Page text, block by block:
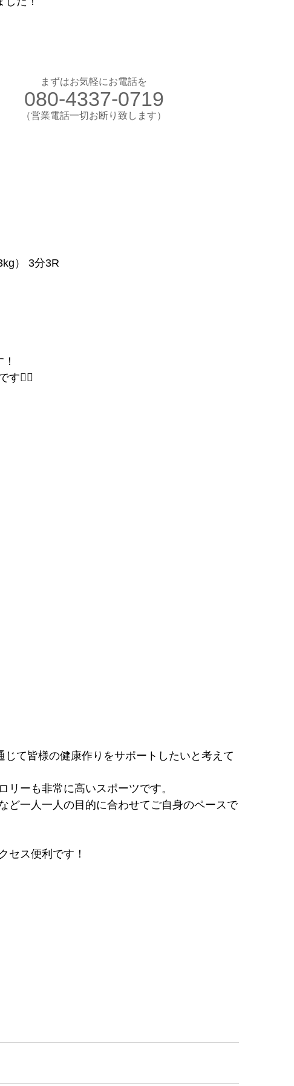
験入会実施中ます
） 3分3R
👍🏻
て皆様の健康作りをサポートしたいと考えて
リーも非常に高いスポーツです。
ど一人一人の目的に合わせてご自身のペースで
セス便利です！
まずはお気軽にお電話を
080-4337-0719
​（営業電話一切お断り致します）